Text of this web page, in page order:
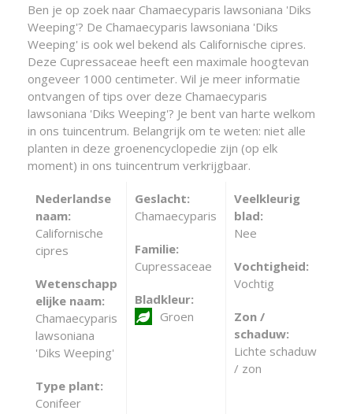
Ben je op zoek naar Chamaecyparis lawsoniana 'Diks
Weeping'? De Chamaecyparis lawsoniana 'Diks
Weeping' is ook wel bekend als Californische cipres.
Deze Cupressaceae heeft een maximale hoogtevan
ongeveer 1000 centimeter. Wil je meer informatie
ontvangen of tips over deze Chamaecyparis
lawsoniana 'Diks Weeping'? Je bent van harte welkom
in ons tuincentrum. Belangrijk om te weten: niet alle
planten in deze groenencyclopedie zijn (op elk
moment) in ons tuincentrum verkrijgbaar.
Nederlandse
naam:
Californische
cipres
Wetenschapp
elijke naam:
Chamaecyparis
lawsoniana
'Diks Weeping'
Type plant:
Conifeer
Geslacht:
Chamaecyparis
Familie:
Cupressaceae
Bladkleur:
Groen
Veelkleurig
blad:
Nee
Vochtigheid:
Vochtig
Zon /
schaduw:
Lichte schaduw
/ zon